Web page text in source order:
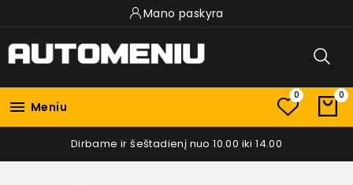
Mano paskyra
 Meniu
0 0
Dirbame ir šeštadienį nuo 10.00 iki 14.00